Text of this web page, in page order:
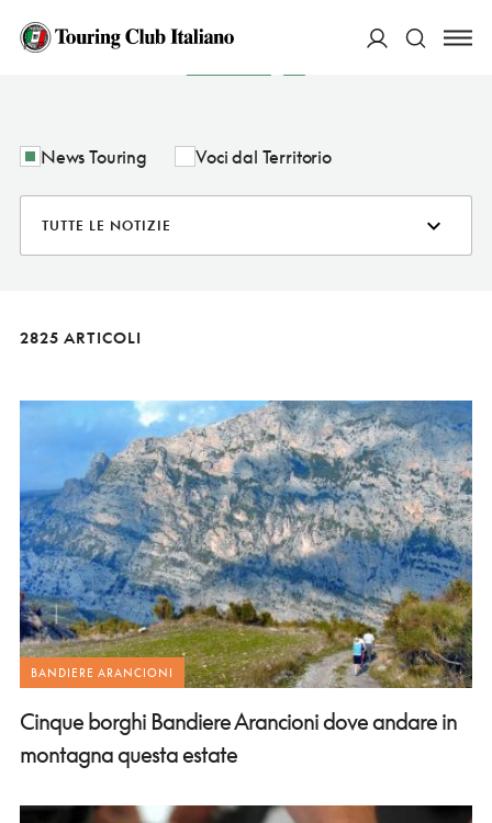
NOTIZIE
News Touring Voci dal Territorio
2825 ARTICOLI
BANDIERE ARANCIONI
Cinque borghi Bandiere Arancioni dove andare in
montagna questa estate